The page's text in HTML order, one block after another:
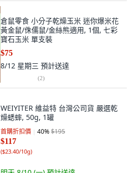
倉鼠零食 小分子乾燥玉米 迷你爆米花
黃金鼠/侏儒鼠/金絲熊適用, 1個, 七彩
寶石玉米 單支裝
$75
8/12 星期三 預計送達
(2)
WEIYITER 維益特 台灣公司貨 嚴選乾
燥蟋蟀, 50g, 1罐
首購折扣價 40%$195
$117
($23.40/10g)